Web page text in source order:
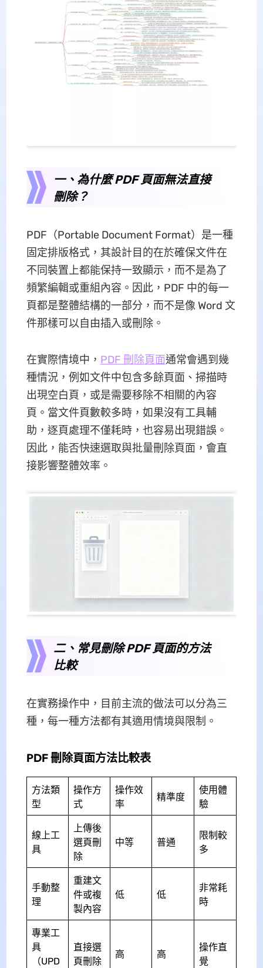
一、為什麼 PDF 頁面無法直接
刪除？
PDF（Portable Document Format）是一種
固定排版格式，其設計目的在於確保文件在
不同裝置上都能保持一致顯示，而不是為了
頻繁編輯或重組內容。因此，PDF 中的每一
頁都是整體結構的一部分，而不是像 Word 文
件那樣可以自由插入或刪除。
在實際情境中， PDF 刪除頁面通常會遇到幾
種情況，例如文件中包含多餘頁面、掃描時
出現空白頁，或是需要移除不相關的內容
頁。當文件頁數較多時，如果沒有工具輔
助，逐頁處理不僅耗時，也容易出現錯誤。
因此，能否快速選取與批量刪除頁面，會直
接影響整體效率。
二、常見刪除 PDF 頁面的方法
比較
在實務操作中，目前主流的做法可以分為三
種，每一種方法都有其適用情境與限制。
PDF 刪除頁面方法比較表
方法類
型
操作方
式
操作效
率
精準度
使用體
驗
線上工
具
上傳後
選頁刪
除
中等 普通
限制較
多
手動整
理
重建文
件或複
製內容
低 低
非常耗
時
專業工
具
（UPD
直接選
頁刪除
高 高
操作直
覺